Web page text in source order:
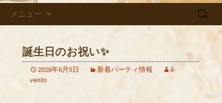
メニュー
検
誕生日のお祝い✨
2026年6月5日 新着パーティ情報
il-
vento